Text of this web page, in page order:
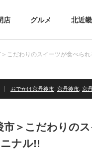
店 グルメ 北近
こだわりのスイーツが食べられ
おでかけ京丹後市 京丹後市 京
市＞こだわりの
ナル!!